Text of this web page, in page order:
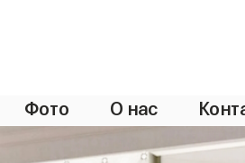
Фото О нас